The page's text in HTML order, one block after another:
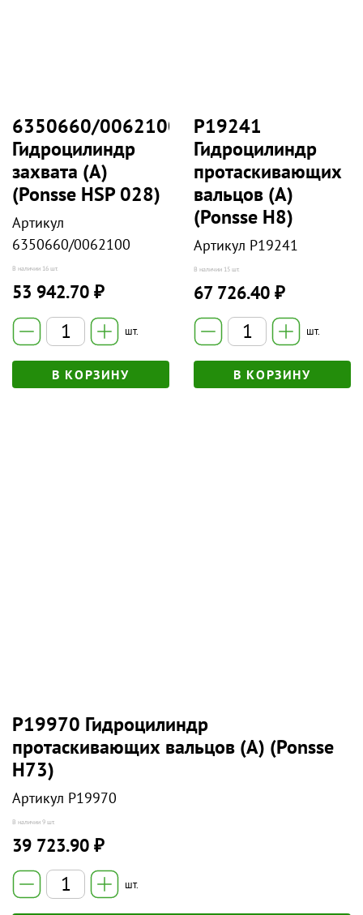
6350660/0062100
Гидроцилиндр
захвата (А)
(Ponsse HSP 028)
Артикул
6350660/0062100
В наличии 16 шт.
53 942.70 ₽
шт.
В КОРЗИНУ
P19241
Гидроцилиндр
протаскивающих
вальцов (А)
(Ponsse H8)
Артикул P19241
В наличии 15 шт.
67 726.40 ₽
шт.
В КОРЗИНУ
P19970 Гидроцилиндр
протаскивающих вальцов (А) (Ponsse
Н73)
Артикул P19970
В наличии 9 шт.
39 723.90 ₽
шт.